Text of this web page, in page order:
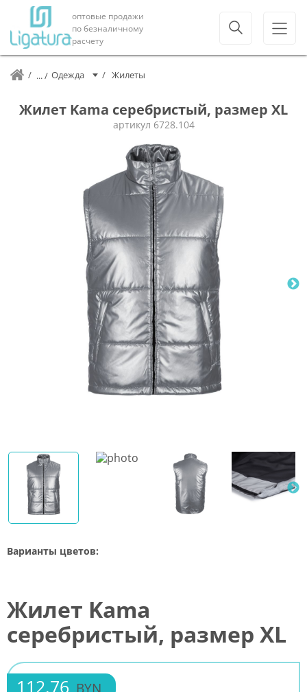
оптовые продажи
по безналичному
расчету
Одежда Жилеты
Жилет Kama серебристый, размер XL
артикул 6728.104
Варианты цветов:
Жилет Kama
серебристый, размер XL
112.76 BYN